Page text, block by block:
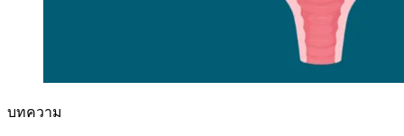
บทความ